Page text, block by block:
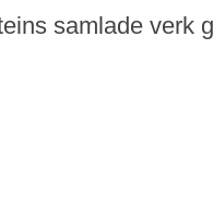
samlade verk